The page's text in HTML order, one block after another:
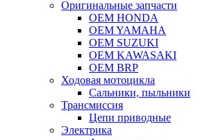
Оригинальные запчасти
OEM HONDA
OEM YAMAHA
OEM SUZUKI
OEM KAWASAKI
OEM BRP
Ходовая мотоцикла
Сальники, пыльники
Трансмиссия
Цепи приводные
Электрика